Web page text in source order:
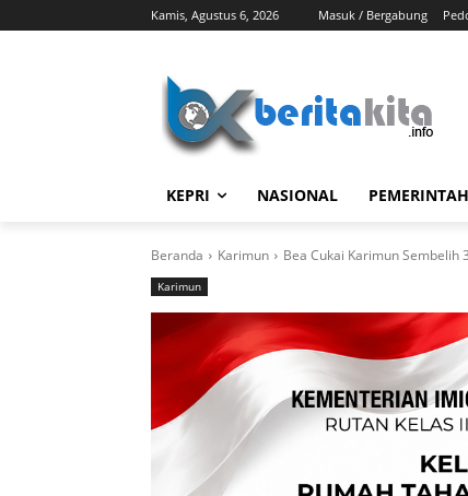
Kamis, Agustus 6, 2026 Masuk / Bergabung
KEPRI NASIONAL
Beranda Karimun Bea Cukai Karimun Sembelih
Karimun